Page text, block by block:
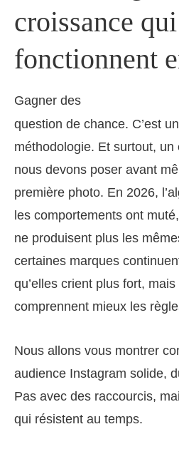
croissance qui
fonctionnent
Gagner des
question de chance. C’est
méthodologie. Et surtout,
nous devons poser avant
première photo. En 2026,
les comportements ont
ne produisent plus les
certaines marques
qu’elles crient plus fort, mais
comprennent mieux les
Nous allons vous montrer
audience Instagram solide,
Pas avec des raccourcis,
qui résistent au temps.